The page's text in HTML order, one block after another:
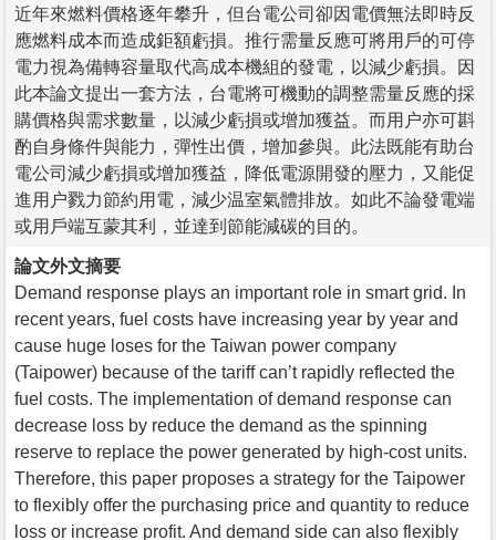
近年來燃料價格逐年攀升，但台電公司卻因電價無法即時反
應燃料成本而造成鉅額虧損。推行需量反應可將用戶的可停
電力視為備轉容量取代高成本機組的發電，以減少虧損。因
此本論文提出一套方法，台電將可機動的調整需量反應的採
購價格與需求數量，以減少虧損或增加獲益。而用户亦可斟
酌自身條件與能力，彈性出價，增加參與。此法既能有助台
電公司減少虧損或增加獲益，降低電源開發的壓力，又能促
進用户戮力節約用電，減少温室氣體排放。如此不論發電端
或用戶端互蒙其利，並達到節能減碳的目的。
論文外文摘要
Demand response plays an important role in smart grid. In
recent years, fuel costs have increasing year by year and
cause huge loses for the Taiwan power company
(Taipower) because of the tariff can’t rapidly reflected the
fuel costs. The implementation of demand response can
decrease loss by reduce the demand as the spinning
reserve to replace the power generated by high-cost units.
Therefore, this paper proposes a strategy for the Taipower
to flexibly offer the purchasing price and quantity to reduce
loss or increase profit. And demand side can also flexibly